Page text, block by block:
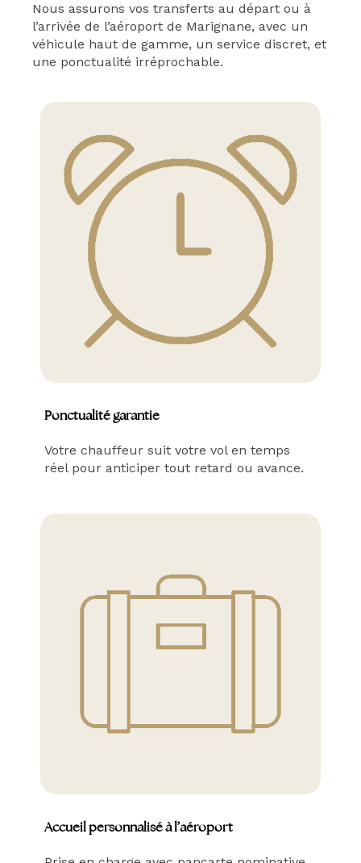
Nous assurons vos transferts au départ ou à
l’arrivée de l’aéroport de Marignane, avec un
véhicule haut de gamme, un service discret, et
une ponctualité irréprochable.
Ponctualité garantie
Votre chauffeur suit votre vol en temps
réel pour anticiper tout retard ou avance.
Accueil personnalisé à l’aéroport